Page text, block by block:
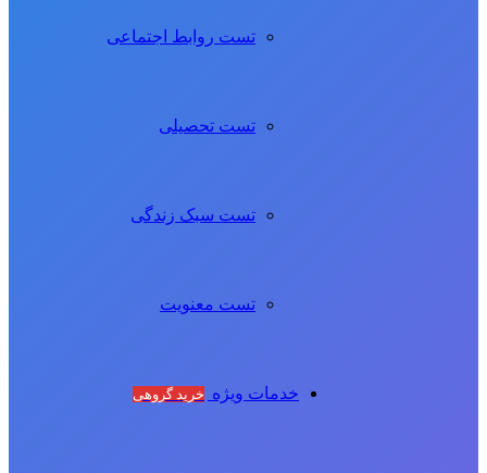
تست روابط اجتماعی
تست تحصیلی
تست سبک زندگی
تست معنویت
خدمات ویژه خرید گروهی